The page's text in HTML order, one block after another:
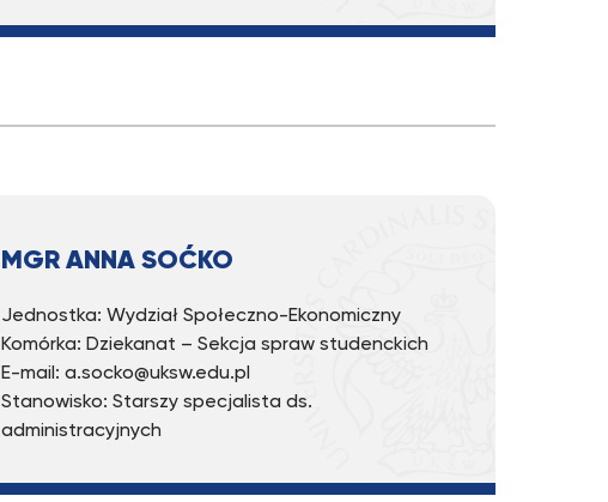
MGR ANNA SOĆKO
Jednostka: Wydział Społeczno-Ekonomiczny
Komórka: Dziekanat – Sekcja spraw studenckich
E-mail: a.socko@uksw.edu.pl
Stanowisko: Starszy specjalista ds.
administracyjnych